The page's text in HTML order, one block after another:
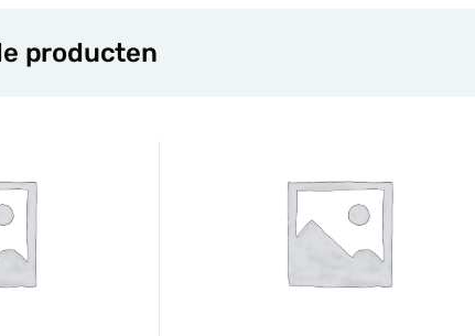
producten